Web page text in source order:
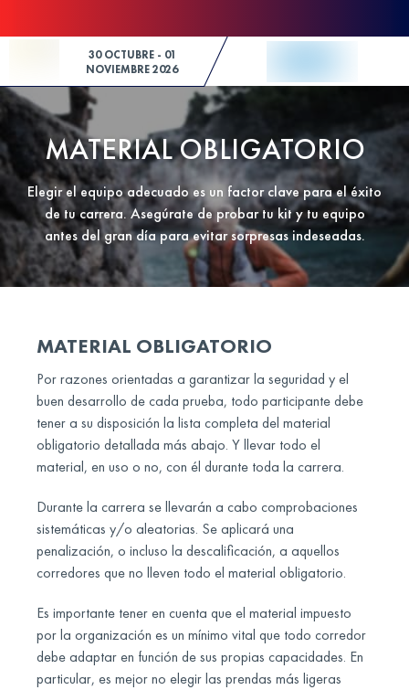
30 OCTUBRE - 01
NOVIEMBRE 2026
MATERIAL OBLIGATORIO
Elegir el equipo adecuado es un factor clave para el éxito
de tu carrera. Asegúrate de probar tu kit y tu equipo
antes del gran día para evitar sorpresas indeseadas.
MATERIAL OBLIGATORIO
Por razones orientadas a garantizar la seguridad y el
buen desarrollo de cada prueba, todo participante debe
tener a su disposición la lista completa del material
obligatorio detallada más abajo. Y llevar todo el
material, en uso o no, con él durante toda la carrera.
Durante la carrera se llevarán a cabo comprobaciones
sistemáticas y/o aleatorias. Se aplicará una
penalización, o incluso la descalificación, a aquellos
corredores que no lleven todo el material obligatorio.
Es importante tener en cuenta que el material impuesto
por la organización es un mínimo vital que todo corredor
debe adaptar en función de sus propias capacidades. En
particular, es mejor no elegir las prendas más ligeras